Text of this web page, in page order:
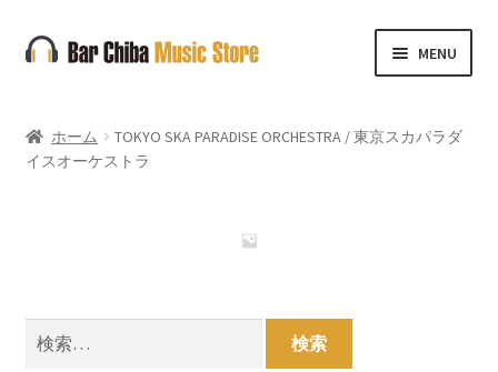
ナ
ビ
ー
シ
ッ
プ
コ
ン
ン
ツ
MENU
ホーム
TOKYO SKA PARADISE ORCHESTRA / 東京スカパラダ
イスオーケストラ
検
索: